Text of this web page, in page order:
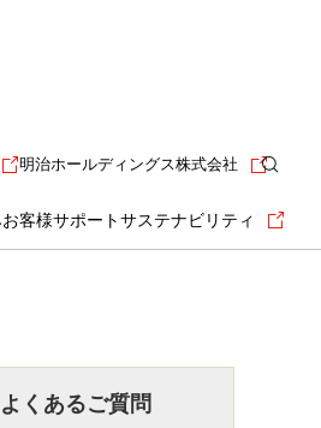
お客様サポートサステナビリティ
明治ホールディングス株式会社
くあるご質問